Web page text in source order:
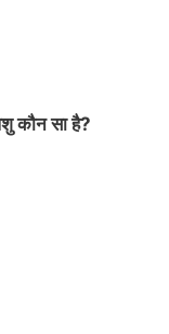
कौन सा है?